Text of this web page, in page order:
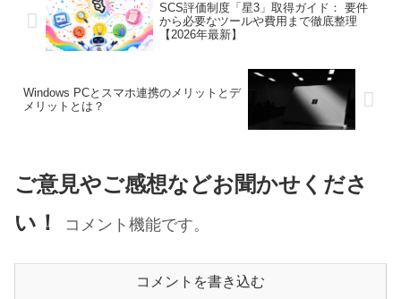
SCS評価制度「星3」取得ガイド： 要件
から必要なツールや費用まで徹底整理
【2026年最新】
Windows PCとスマホ連携のメリットとデ
メリットとは？
ご意見やご感想などお聞かせくださ
い！
コメント機能です。
コメントを書き込む